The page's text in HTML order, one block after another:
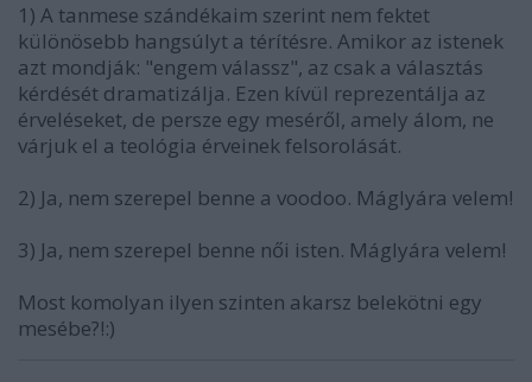
1) A tanmese szándékaim szerint nem fektet
különösebb hangsúlyt a térítésre. Amikor az istenek
azt mondják: "engem válassz", az csak a választás
kérdését dramatizálja. Ezen kívül reprezentálja az
érveléseket, de persze egy meséről, amely álom, ne
várjuk el a teológia érveinek felsorolását.
2) Ja, nem szerepel benne a voodoo. Máglyára velem!
3) Ja, nem szerepel benne női isten. Máglyára velem!
Most komolyan ilyen szinten akarsz belekötni egy
mesébe?!:)